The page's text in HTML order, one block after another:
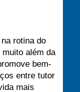
rotina do
além da
bem-
entre tutor
mais